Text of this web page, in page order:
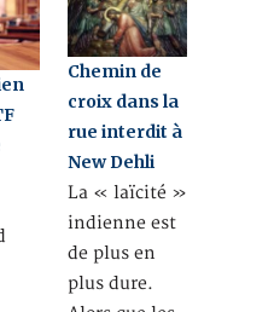
Chemin de
croix dans la
rue interdit à
New Dehli
La « laïcité »
indienne est
de plus en
plus dure.